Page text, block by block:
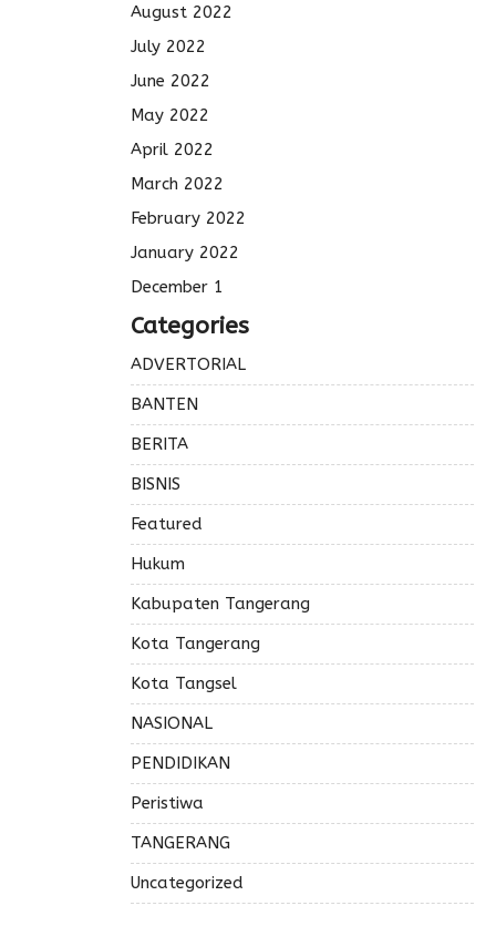
August 2022
July 2022
June 2022
May 2022
April 2022
March 2022
February 2022
January 2022
December 1
Categories
ADVERTORIAL
BANTEN
BERITA
BISNIS
Featured
Hukum
Kabupaten Tangerang
Kota Tangerang
Kota Tangsel
NASIONAL
PENDIDIKAN
Peristiwa
TANGERANG
Uncategorized